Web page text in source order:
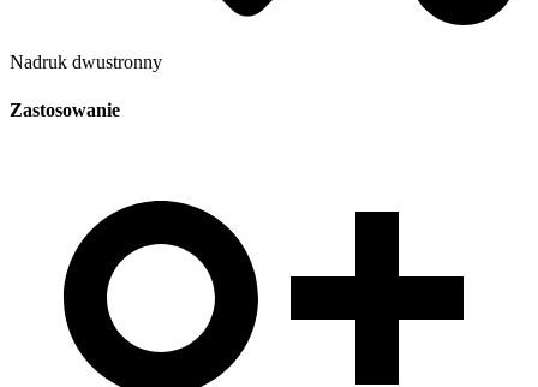
Nadruk dwustronny
Zastosowanie